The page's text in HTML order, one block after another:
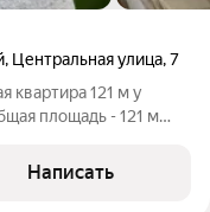
, Центральная улица,7
квартира 121 м у
площадь - 121 м
- 3 изолированные
Написать